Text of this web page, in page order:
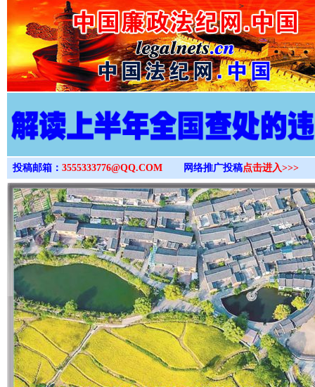
>
投稿邮箱： 3555333776@QQ.COM 网络推广投稿点击进入>>>